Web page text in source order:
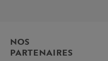
NOS
PARTENAIRES